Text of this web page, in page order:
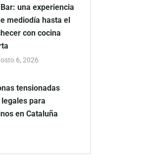
Bar: una experiencia
mediodía hasta el
con cocina
6, 2026
tensionadas
para
en Cataluña